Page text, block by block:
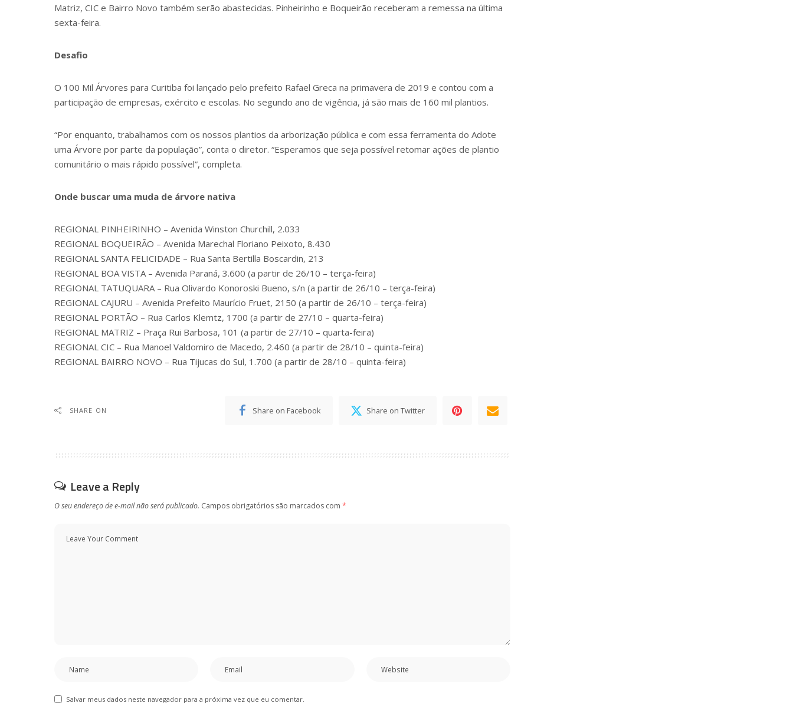
Matriz, CIC e Bairro Novo também serão abastecidas. Pinheirinho e Boqueirão receberam a remessa na última
sexta-feira.
Desafio
O 100 Mil Árvores para Curitiba foi lançado pelo prefeito Rafael Greca na primavera de 2019 e contou com a
participação de empresas, exército e escolas. No segundo ano de vigência, já são mais de 160 mil plantios.
“Por enquanto, trabalhamos com os nossos plantios da arborização pública e com essa ferramenta do Adote
uma Árvore por parte da população”, conta o diretor. “Esperamos que seja possível retomar ações de plantio
comunitário o mais rápido possível”, completa.
Onde buscar uma muda de árvore nativa
REGIONAL PINHEIRINHO – Avenida Winston Churchill, 2.033
REGIONAL BOQUEIRÃO – Avenida Marechal Floriano Peixoto, 8.430
REGIONAL SANTA FELICIDADE – Rua Santa Bertilla Boscardin, 213
REGIONAL BOA VISTA – Avenida Paraná, 3.600 (a partir de 26/10 – terça-feira)
REGIONAL TATUQUARA – Rua Olivardo Konoroski Bueno, s/n (a partir de 26/10 – terça-feira)
REGIONAL CAJURU – Avenida Prefeito Maurício Fruet, 2150 (a partir de 26/10 – terça-feira)
REGIONAL PORTÃO – Rua Carlos Klemtz, 1700 (a partir de 27/10 – quarta-feira)
REGIONAL MATRIZ – Praça Rui Barbosa, 101 (a partir de 27/10 – quarta-feira)
REGIONAL CIC – Rua Manoel Valdomiro de Macedo, 2.460 (a partir de 28/10 – quinta-feira)
REGIONAL BAIRRO NOVO – Rua Tijucas do Sul, 1.700 (a partir de 28/10 – quinta-feira)
SHARE ON Share on Facebook Share on Twitter
Leave a Reply
O seu endereço de e-mail não será publicado. Campos obrigatórios são marcados com *
Salvar meus dados neste navegador para a próxima vez que eu comentar.